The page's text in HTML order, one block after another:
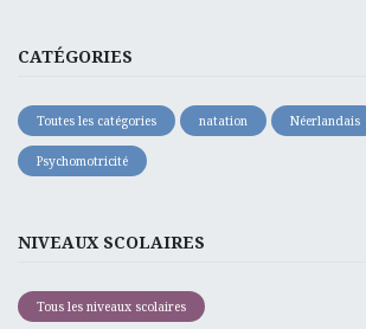
CATÉGORIES
Toutes les catégories natation Néerlandais
Psychomotricité
NIVEAUX SCOLAIRES
Tous les niveaux scolaires